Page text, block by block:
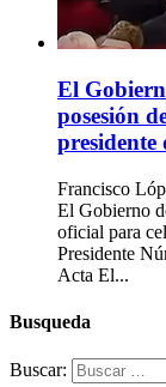
El
posesión
presidente
Francisco
El Gobierno
oficial para
Presidente
Acta El...
Busqueda
Buscar: